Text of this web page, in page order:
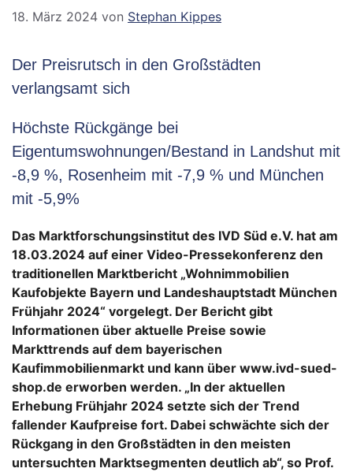
18. März 2024 von Stephan Kippes
Der Preisrutsch in den Großstädten
verlangsamt sich
Höchste Rückgänge bei
Eigentumswohnungen/Bestand in Landshut mit
-8,9 %, Rosenheim mit -7,9 % und München
mit -5,9%
Das Marktforschungsinstitut des IVD Süd e.V. hat am
18.03.2024 auf einer Video-Pressekonferenz den
traditionellen Marktbericht „Wohnimmobilien
Kaufobjekte Bayern und Landeshauptstadt München
Frühjahr 2024“ vorgelegt. Der Bericht gibt
Informationen über aktuelle Preise sowie
Markttrends auf dem bayerischen
Kaufimmobilienmarkt und kann über www.ivd-sued-
shop.de erworben werden. „In der aktuellen
Erhebung Frühjahr 2024 setzte sich der Trend
fallender Kaufpreise fort. Dabei schwächte sich der
Rückgang in den Großstädten in den meisten
untersuchten Marktsegmenten deutlich ab“, so Prof.